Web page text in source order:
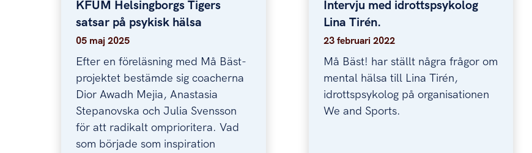
KFUM Helsingborgs Tigers
satsar på psykisk hälsa
KFUM Helsingborgs Tigers satsar på psykisk hälsa
05 maj 2025
Efter en föreläsning med Må Bäst-
projektet bestämde sig coacherna
Dior Awadh Mejia, Anastasia
Stepanovska och Julia Svensson
för att radikalt omprioritera. Vad
som började som inspiration
Intervju med idrottspsykolog
Lina Tirén.
Intervju med idrottspsykolog Lina Tirén.
23 februari 2022
Må Bäst! har ställt några frågor om
mental hälsa till Lina Tirén,
idrottspsykolog på organisationen
We and Sports.